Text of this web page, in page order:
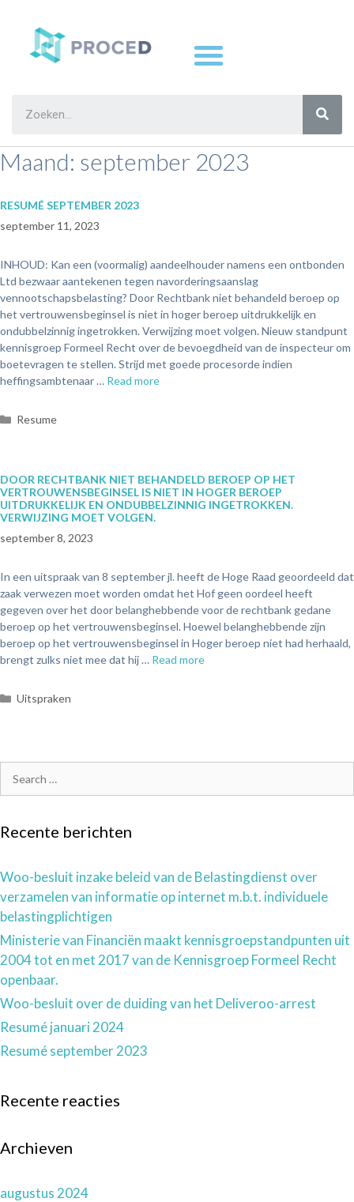
Maand: september 2023
RESUMÉ SEPTEMBER 2023
september 11, 2023
INHOUD: Kan een (voormalig) aandeelhouder namens een ontbonden
Ltd bezwaar aantekenen tegen navorderingsaanslag
vennootschapsbelasting? Door Rechtbank niet behandeld beroep op
het vertrouwensbeginsel is niet in hoger beroep uitdrukkelijk en
ondubbelzinnig ingetrokken. Verwijzing moet volgen. Nieuw standpunt
kennisgroep Formeel Recht over de bevoegdheid van de inspecteur om
boetevragen te stellen. Strijd met goede procesorde indien
heffingsambtenaar … Read more
Resume
DOOR RECHTBANK NIET BEHANDELD BEROEP OP HET
VERTROUWENSBEGINSEL IS NIET IN HOGER BEROEP
UITDRUKKELIJK EN ONDUBBELZINNIG INGETROKKEN.
VERWIJZING MOET VOLGEN.
september 8, 2023
In een uitspraak van 8 september jl. heeft de Hoge Raad geoordeeld dat
zaak verwezen moet worden omdat het Hof geen oordeel heeft
gegeven over het door belanghebbende voor de rechtbank gedane
beroep op het vertrouwensbeginsel. Hoewel belanghebbende zijn
beroep op het vertrouwensbeginsel in Hoger beroep niet had herhaald,
brengt zulks niet mee dat hij … Read more
Uitspraken
Recente berichten
Woo-besluit inzake beleid van de Belastingdienst over
verzamelen van informatie op internet m.b.t. individuele
belastingplichtigen
Ministerie van Financiën maakt kennisgroepstandpunten uit
2004 tot en met 2017 van de Kennisgroep Formeel Recht
openbaar.
Woo-besluit over de duiding van het Deliveroo-arrest
Resumé januari 2024
Resumé september 2023
Recente reacties
Archieven
augustus 2024